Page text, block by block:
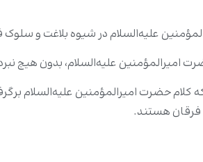
علیه‌السلام در شیوه بلاغت و
امیرالمؤمنین علیه‌السلام، بدون هیچ
کلام حضرت امیرالمؤمنین علیه‌السلام
فرقان هستند.